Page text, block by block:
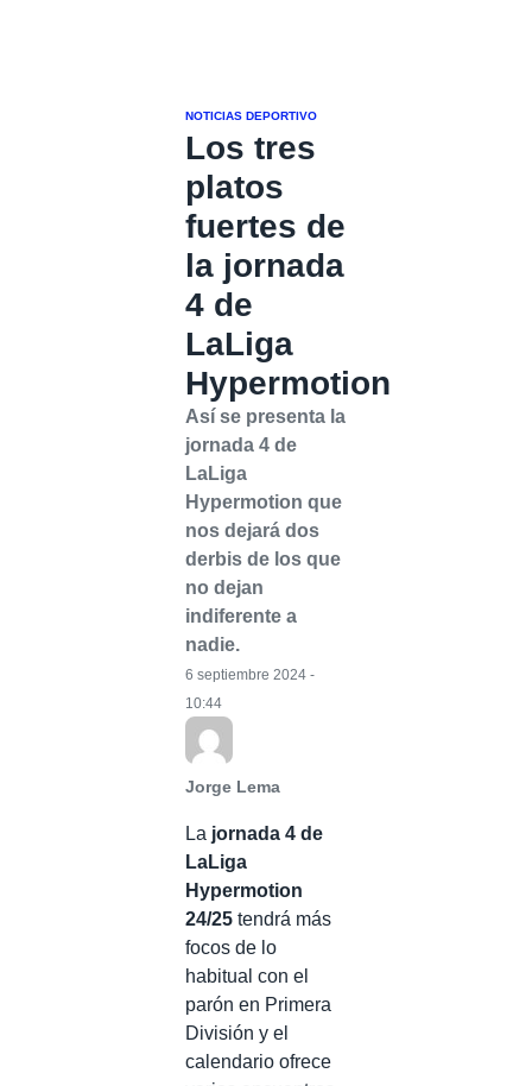
NOTICIAS DEPORTIVO
Los tres
platos
fuertes de
la jornada
4 de
LaLiga
Hypermotion
Así se presenta la
jornada 4 de
LaLiga
Hypermotion que
nos dejará dos
derbis de los que
no dejan
indiferente a
nadie.
Jorge Lema
6 septiembre 2024 -
10:44
La jornada 4 de
LaLiga
Hypermotion
24/25 tendrá más
focos de lo
habitual con el
parón en Primera
División y el
calendario ofrece